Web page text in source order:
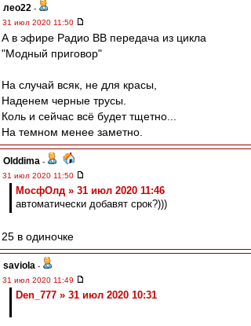
лео22 -
31 июл 2020 11:50
А в эфире Радио ВВ передача из цикла
"Модный приговор"
На случай всяк, не для красы,
Наденем черные трусы.
Коль и сейчас всё будет тщетно...
На темном менее заметно.
Olddima -
31 июл 2020 11:50
МосфОлд » 31 июл 2020 11:46
автоматически добавят срок?)))
25 в одиночке
saviola -
31 июл 2020 11:49
Den_777 » 31 июл 2020 10:31